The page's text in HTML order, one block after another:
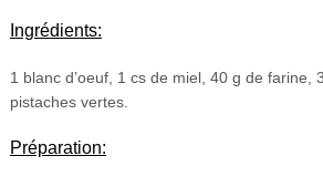
Ingrédients:
1 blanc d’oeuf, 1 cs de miel, 40 g de farine,
pistaches vertes.
Préparation: